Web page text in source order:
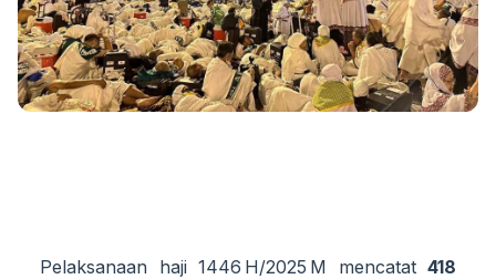
Pelaksanaan haji 1446 H/2025 M mencatat 418